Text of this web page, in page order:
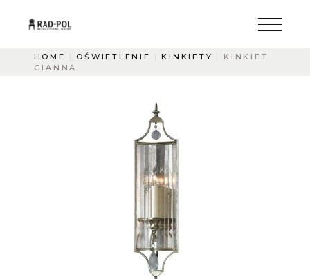
HOME OŚWIETLENIE KINKIETY
KINKIET
GIANNA